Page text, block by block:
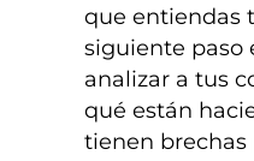
que entiendas
siguiente paso
analizar a tus
qué están
tienen brechas